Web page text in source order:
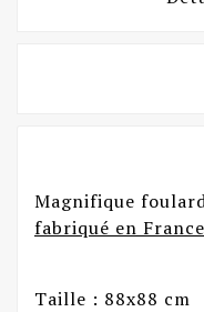
Magnifique
fabriqué en France
Taille : 88x88 cm